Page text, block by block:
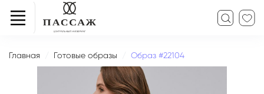
Главная Готовые образы Образ #22104